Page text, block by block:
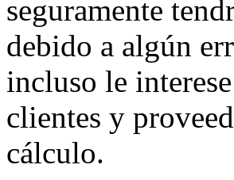
seguramente
debido a algún
incluso le
clientes y
cálculo.